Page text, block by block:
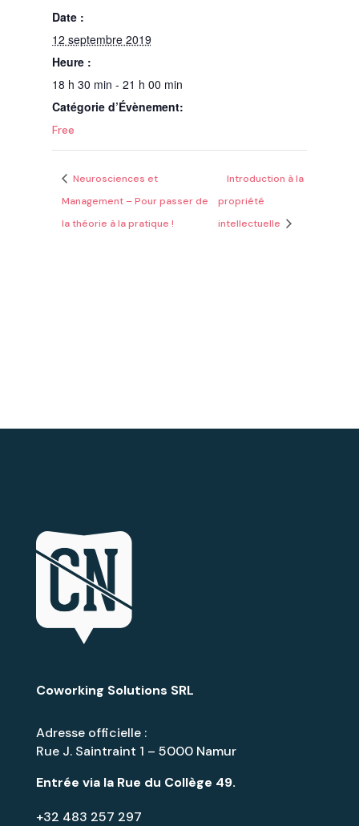
Date :
12 septembre 2019
Heure :
18 h 30 min - 21 h 00 min
Catégorie d’Évènement:
Free
Neurosciences et
Management – Pour passer de
la théorie à la pratique !
Introduction à la
propriété
intellectuelle
Coworking Solutions SRL
Adresse officielle :
Rue J. Saintraint 1 – 5000 Namur
Entrée via la Rue du Collège 49.
+32 483 257 297